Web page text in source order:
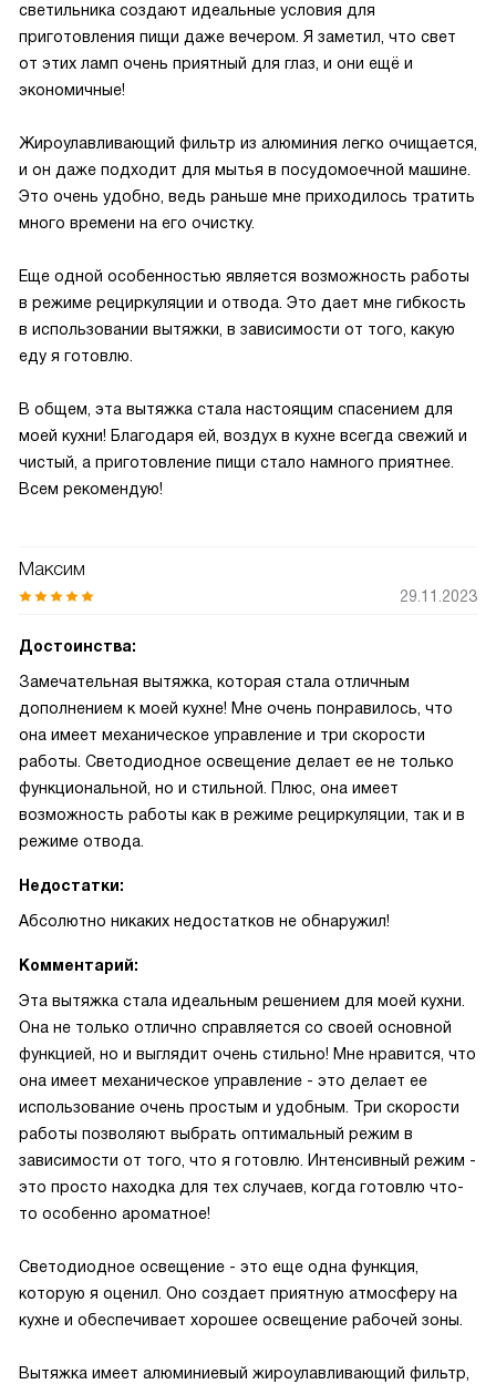
светильника создают идеальные условия для
приготовления пищи даже вечером. Я заметил, что свет
от этих ламп очень приятный для глаз, и они ещё и
экономичные!
Жироулавливающий фильтр из алюминия легко очищается,
и он даже подходит для мытья в посудомоечной машине.
Это очень удобно, ведь раньше мне приходилось тратить
много времени на его очистку.
Еще одной особенностью является возможность работы
в режиме рециркуляции и отвода. Это дает мне гибкость
в использовании вытяжки, в зависимости от того, какую
еду я готовлю.
В общем, эта вытяжка стала настоящим спасением для
моей кухни! Благодаря ей, воздух в кухне всегда свежий и
чистый, а приготовление пищи стало намного приятнее.
Всем рекомендую!
Максим
29.11.2023
Достоинства:
Замечательная вытяжка, которая стала отличным
дополнением к моей кухне! Мне очень понравилось, что
она имеет механическое управление и три скорости
работы. Светодиодное освещение делает ее не только
функциональной, но и стильной. Плюс, она имеет
возможность работы как в режиме рециркуляции, так и в
режиме отвода.
Недостатки:
Абсолютно никаких недостатков не обнаружил!
Комментарий:
Эта вытяжка стала идеальным решением для моей кухни.
Она не только отлично справляется со своей основной
функцией, но и выглядит очень стильно! Мне нравится, что
она имеет механическое управление - это делает ее
использование очень простым и удобным. Три скорости
работы позволяют выбрать оптимальный режим в
зависимости от того, что я готовлю. Интенсивный режим -
это просто находка для тех случаев, когда готовлю что-
то особенно ароматное!
Светодиодное освещение - это еще одна функция,
которую я оценил. Оно создает приятную атмосферу на
кухне и обеспечивает хорошее освещение рабочей зоны.
Вытяжка имеет алюминиевый жироулавливающий фильтр,